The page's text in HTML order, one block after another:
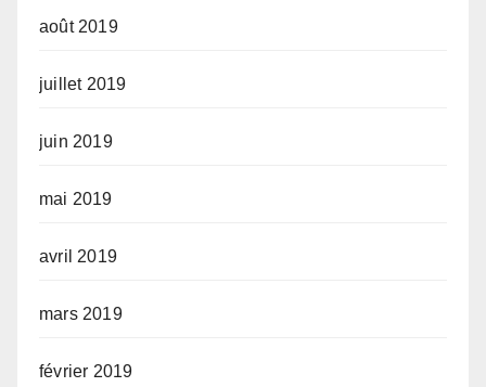
août 2019
juillet 2019
juin 2019
mai 2019
avril 2019
mars 2019
février 2019